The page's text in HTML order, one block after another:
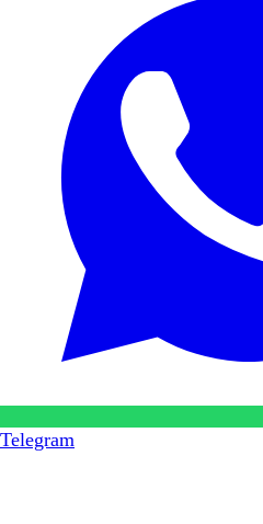
Telegram